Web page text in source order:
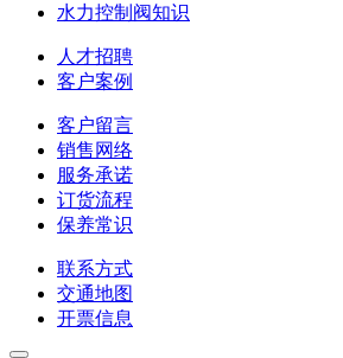
水力控制阀知识
人才招聘
客户案例
客户留言
销售网络
服务承诺
订货流程
保养常识
联系方式
交通地图
开票信息